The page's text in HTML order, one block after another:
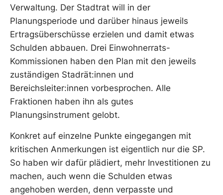
Verwaltung. Der Stadtrat will in der
Planungsperiode und darüber hinaus jeweils
Ertragsüberschüsse erzielen und damit etwas
Schulden abbauen. Drei Einwohnerrats-
Kommissionen haben den Plan mit den jeweils
zuständigen Stadrät:innen und
Bereichsleiter:innen vorbesprochen. Alle
Fraktionen haben ihn als gutes
Planungsinstrument gelobt.
Konkret auf einzelne Punkte eingegangen mit
kritischen Anmerkungen ist eigentlich nur die SP.
So haben wir dafür plädiert, mehr Investitionen zu
machen, auch wenn die Schulden etwas
angehoben werden, denn verpasste und